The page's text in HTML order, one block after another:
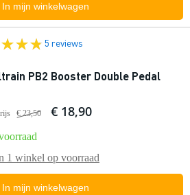
In mijn winkelwagen
5 reviews
PB2 Booster Double Pedal
€ 23,50 € 18,90
1 winkel op voorraad
In mijn winkelwagen